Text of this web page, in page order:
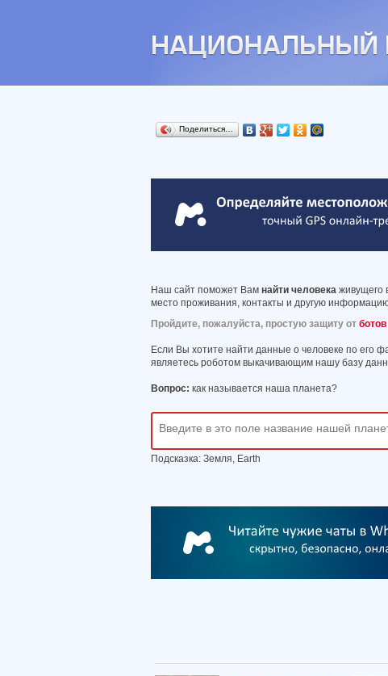
Поделиться…
Наш сайт поможет Вам найти человека живущего
место проживания, контакты и другую
Пройдите, пожалуйста, простую защиту от ботов
Если Вы хотите найти данные о человеке по его
являетесь роботом выкачивающим нашу базу
Вопрос: как называется наша планета?
Подсказка: Земля, Earth